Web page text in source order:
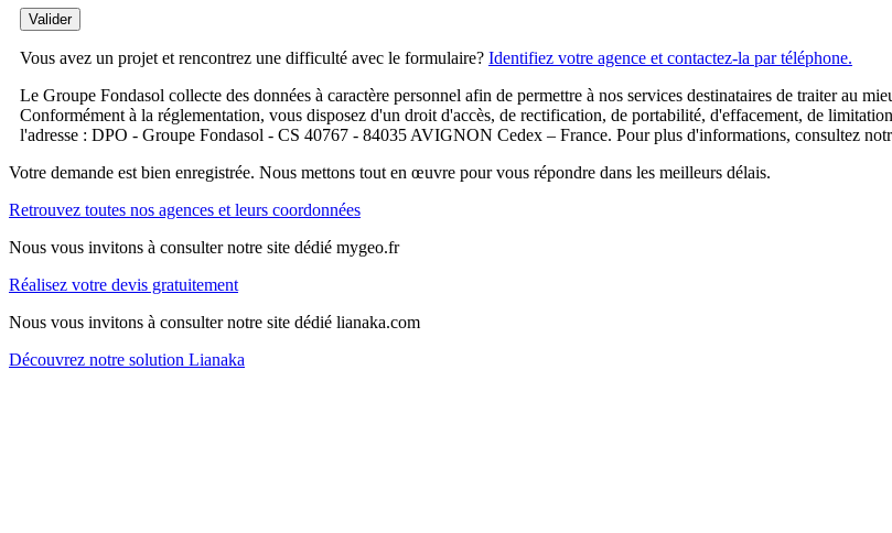
Valider
Vous avez un projet et rencontrez une difficulté avec le formulaire? Identifiez votre agence et contactez-la par téléphone.
Le Groupe Fondasol collecte des données à caractère personnel afin de permettre à nos services destinataires de traiter au
Conformément à la réglementation, vous disposez d'un droit d'accès, de rectification, de portabilité, d'effacement, de
l'adresse : DPO - Groupe Fondasol - CS 40767 - 84035 AVIGNON Cedex – France. Pour plus d'informations, consultez
Votre demande est bien enregistrée. Nous mettons tout en œuvre pour vous répondre dans les meilleurs délais.
Retrouvez toutes nos agences et leurs coordonnées
Nous vous invitons à consulter notre site dédié mygeo.fr
Réalisez votre devis gratuitement
Nous vous invitons à consulter notre site dédié lianaka.com
Découvrez notre solution Lianaka